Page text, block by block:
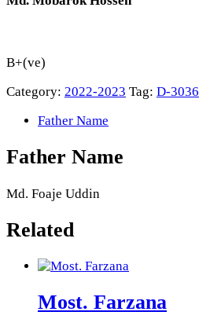
B+(ve)
Category: 2022-2023 Tag: D-3036
Father Name
Father Name
Md. Foaje Uddin
Related
Most. Farzana